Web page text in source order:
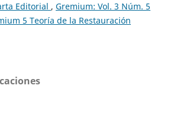
Editorial , Gremium: Vol. 3 Núm. 5
5 Teoría de la Restauración